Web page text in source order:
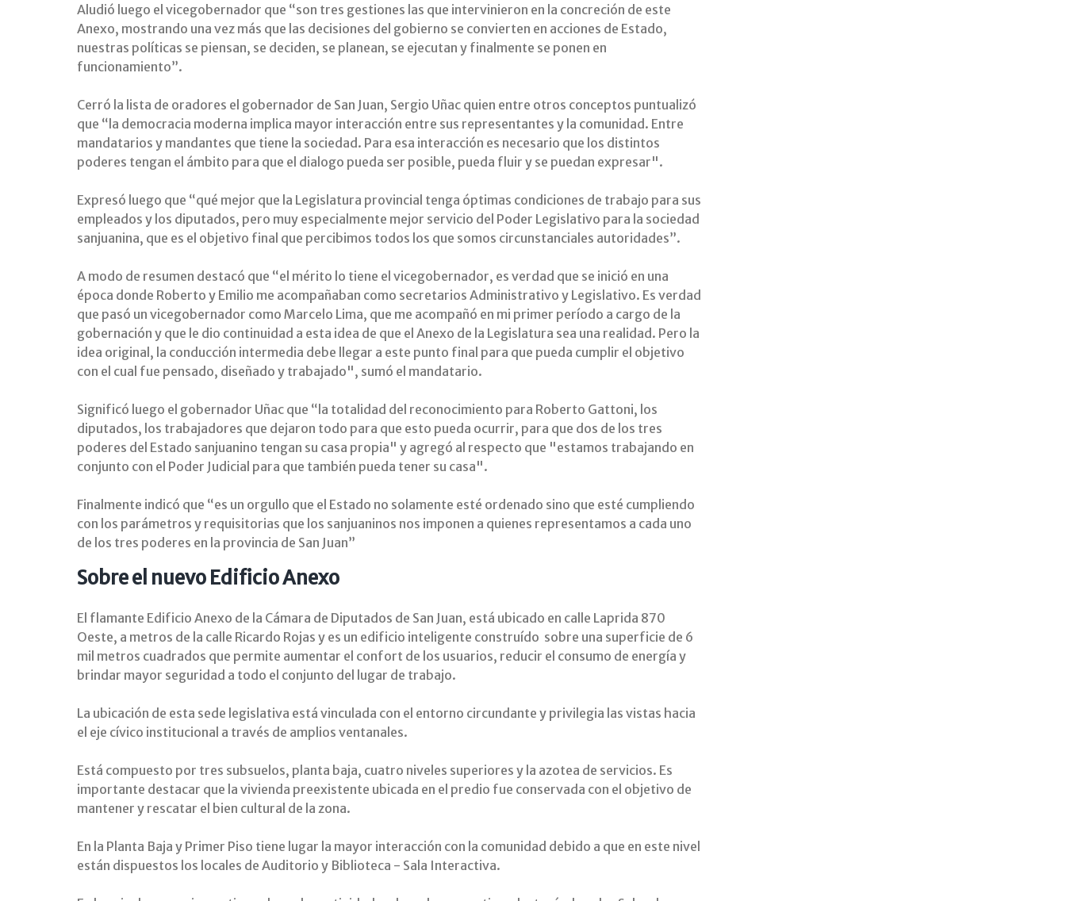
Aludió luego el vicegobernador que “son tres gestiones las que intervinieron en la concreción de este
Anexo, mostrando una vez más que las decisiones del gobierno se convierten en acciones de Estado,
nuestras políticas se piensan, se deciden, se planean, se ejecutan y finalmente se ponen en
funcionamiento”.
Cerró la lista de oradores el gobernador de San Juan, Sergio Uñac quien entre otros conceptos puntualizó
que “la democracia moderna implica mayor interacción entre sus representantes y la comunidad. Entre
mandatarios y mandantes que tiene la sociedad. Para esa interacción es necesario que los distintos
poderes tengan el ámbito para que el dialogo pueda ser posible, pueda fluir y se puedan expresar".
Expresó luego que “qué mejor que la Legislatura provincial tenga óptimas condiciones de trabajo para sus
empleados y los diputados, pero muy especialmente mejor servicio del Poder Legislativo para la sociedad
sanjuanina, que es el objetivo final que percibimos todos los que somos circunstanciales autoridades”.
A modo de resumen destacó que “el mérito lo tiene el vicegobernador, es verdad que se inició en una
época donde Roberto y Emilio me acompañaban como secretarios Administrativo y Legislativo. Es verdad
que pasó un vicegobernador como Marcelo Lima, que me acompañó en mi primer período a cargo de la
gobernación y que le dio continuidad a esta idea de que el Anexo de la Legislatura sea una realidad. Pero la
idea original, la conducción intermedia debe llegar a este punto final para que pueda cumplir el objetivo
con el cual fue pensado, diseñado y trabajado", sumó el mandatario.
Significó luego el gobernador Uñac que “la totalidad del reconocimiento para Roberto Gattoni, los
diputados, los trabajadores que dejaron todo para que esto pueda ocurrir, para que dos de los tres
poderes del Estado sanjuanino tengan su casa propia" y agregó al respecto que "estamos trabajando en
conjunto con el Poder Judicial para que también pueda tener su casa".
Finalmente indicó que “es un orgullo que el Estado no solamente esté ordenado sino que esté cumpliendo
con los parámetros y requisitorias que los sanjuaninos nos imponen a quienes representamos a cada uno
de los tres poderes en la provincia de San Juan”
Sobre el nuevo Edificio Anexo
El flamante Edificio Anexo de la Cámara de Diputados de San Juan, está ubicado en calle Laprida 870
Oeste, a metros de la calle Ricardo Rojas y es un edificio inteligente construído sobre una superficie de 6
mil metros cuadrados que permite aumentar el confort de los usuarios, reducir el consumo de energía y
brindar mayor seguridad a todo el conjunto del lugar de trabajo.
La ubicación de esta sede legislativa está vinculada con el entorno circundante y privilegia las vistas hacia
el eje cívico institucional a través de amplios ventanales.
Está compuesto por tres subsuelos, planta baja, cuatro niveles superiores y la azotea de servicios. Es
importante destacar que la vivienda preexistente ubicada en el predio fue conservada con el objetivo de
mantener y rescatar el bien cultural de la zona.
En la Planta Baja y Primer Piso tiene lugar la mayor interacción con la comunidad debido a que en este nivel
están dispuestos los locales de Auditorio y Biblioteca - Sala Interactiva.